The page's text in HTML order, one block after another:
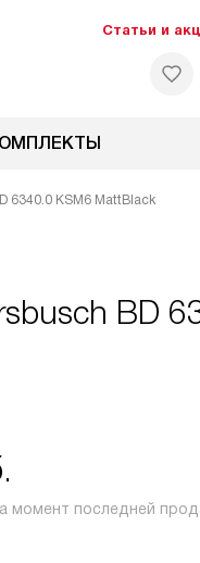
Статьи и
6340.0 KSM6 MattBlack
BD
момент последней